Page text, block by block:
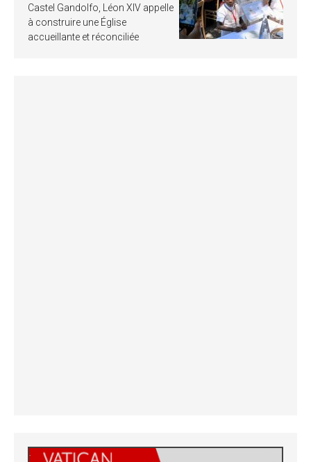
Castel Gandolfo, Léon XIV appelle
à construire une Église
accueillante et réconciliée